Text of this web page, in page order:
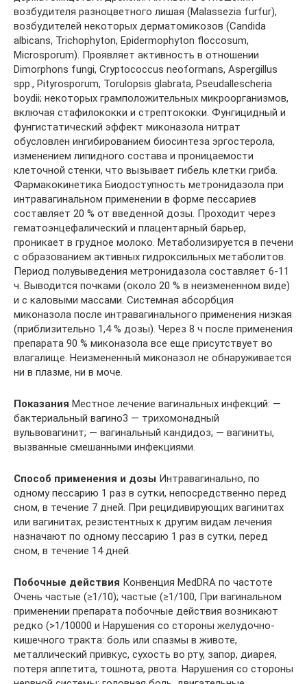
возбудителя разноцветного лишая (Malassezia furfur),
возбудителей некоторых дерматомикозов (Candida
albicans, Trichophyton, Epidermophyton floccosum,
Microsporum). Проявляет активность в отношении
Dimorphons fungi, Cryptococcus neoformans, Aspergillus
spp., Pityrosporum, Torulopsis glabrata, Pseudallescheria
boydii; некоторых грамположительных микроорганизмов,
включая стафилококки и стрептококки. Фунгицидный и
фунгистатический эффект миконазола нитрат
обусловлен ингибированием биосинтеза эргостерола,
изменением липидного состава и проницаемости
клеточной стенки, что вызывает гибель клетки гриба.
Фармакокинетика Биодоступность метронидазола при
интравагинальном применении в форме пессариев
составляет 20 % от введенной дозы. Проходит через
гематоэнцефалический и плацентарный барьер,
проникает в грудное молоко. Метаболизируется в печени
с образованием активных гидроксильных метаболитов.
Период полувыведения метронидазола составляет 6-11
ч. Выводится почками (около 20 % в неизмененном виде)
и с каловыми массами. Системная абсорбция
миконазола после интравагинального применения низкая
(приблизительно 1,4 % дозы). Через 8 ч после применения
препарата 90 % миконазола все еще присутствует во
влагалище. Неизмененный миконазол не обнаруживается
ни в плазме, ни в моче.
Показания Местное лечение вагинальных инфекций: —
бактериальный вагино3 — трихомонадный
вульвовагинит; — вагинальный кандидоз; — вагиниты,
вызванные смешанными инфекциями.
Способ применения и дозы Интравагинально, по
одному пессарию 1 раз в сутки, непосредственно перед
сном, в течение 7 дней. При рецидивирующих вагинитах
или вагинитах, резистентных к другим видам лечения
назначают по одному пессарию 1 раз в сутки, перед
сном, в течение 14 дней.
Побочные действия Конвенция MedDRA по частоте
Очень частые (≥1/10); частые (≥1/100, При вагинальном
применении препарата побочные действия возникают
редко (>1/10000 и Нарушения со стороны желудочно-
кишечного тракта: боль или спазмы в животе,
металлический привкус, сухость во рту, запор, диарея,
потеря аппетита, тошнота, рвота. Нарушения со стороны